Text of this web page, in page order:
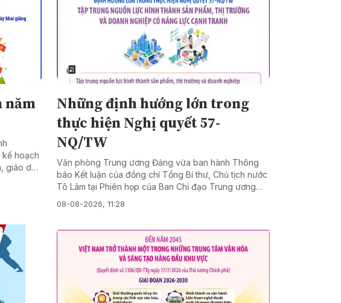
năm
hoạch
giáo dục
dục
tựu
chức
tựu
chức
9 hằng
kiến
Những định hướng lớn trong
thực hiện Nghị quyết 57-
NQ/TW
Văn phòng Trung ương Đảng vừa ban hành Thông
báo Kết luận của đồng chí Tổng Bí thư, Chủ tịch nước
Tô Lâm tại Phiên họp của Ban Chỉ đạo Trung ương
về phát triển khoa học, công nghệ, đổi mới sáng tạo
02/8/2026). Về những định hướng lớn trong thực hiện
Nghị quyết số 57-NQ/TW giai đoạn tới, Thông báo
nhấn mạnh 4 định hướng lớn: (1) Chuyển mạnh từ
quản lý tiến độ sang quản trị kết quả. (2) Chuyển căn
bản từ lao động giản đơn sang lao động sáng tạo,
gắn với nâng cao chất lượng nguồn nhân lực quốc
08-08-2026, 11:28